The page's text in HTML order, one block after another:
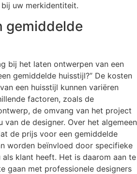
uw merkidentiteit.
gemiddelde
bij het laten ontwerpen van een
gemiddelde huisstijl?” De kosten
een huisstijl kunnen variëren
factoren, zoals de
de omvang van het project
van de designer. Over het algemeen
de prijs voor een gemiddelde
worden beïnvloed door specifieke
als klant heeft. Het is daarom aan te
gaan met professionele designers